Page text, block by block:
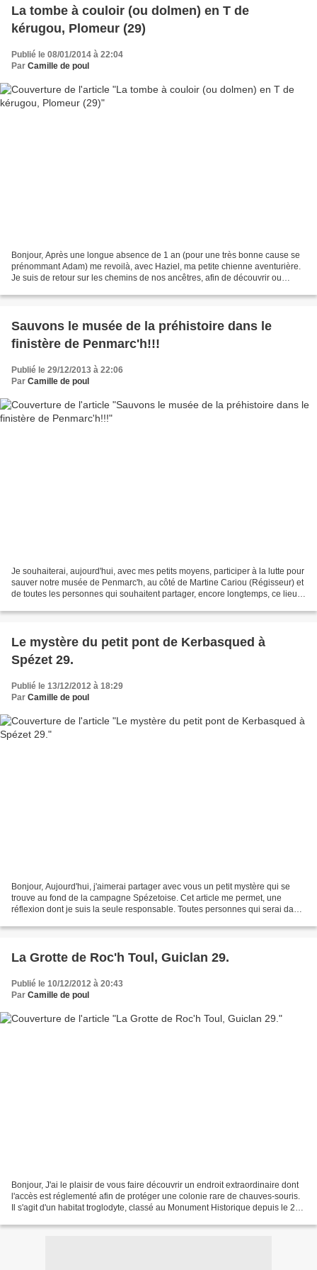
La tombe à couloir (ou dolmen) en T de
kérugou, Plomeur (29)
Publié le 08/01/2014 à 22:04
Par Camille de poul
Bonjour, Après une longue absence de 1 an (pour une très bonne cause se
prénommant Adam) me revoilà, avec Haziel, ma petite chienne aventurière.
Je suis de retour sur les chemins de nos ancêtres, afin de découvrir ou
Sauvons le musée de la préhistoire dans le
finistère de Penmarc'h!!!
Publié le 29/12/2013 à 22:06
Par Camille de poul
Je souhaiterai, aujourd'hui, avec mes petits moyens, participer à la lutte pour
sauver notre musée de Penmarc'h, au côté de Martine Cariou (Régisseur) et
de toutes les personnes qui souhaitent partager, encore longtemps, ce lieu
Le mystère du petit pont de Kerbasqued à
Spézet 29.
Publié le 13/12/2012 à 18:29
Par Camille de poul
Bonjour, Aujourd'hui, j'aimerai partager avec vous un petit mystère qui se
trouve au fond de la campagne Spézetoise. Cet article me permet, une
réflexion dont je suis la seule responsable. Toutes personnes qui serai dans
La Grotte de Roc'h Toul, Guiclan 29.
Publié le 10/12/2012 à 20:43
Par Camille de poul
Bonjour, J'ai le plaisir de vous faire découvrir un endroit extraordinaire dont
l'accès est réglementé afin de protéger une colonie rare de chauves-souris.
Il s'agit d'un habitat troglodyte, classé au Monument Historique depuis le 22